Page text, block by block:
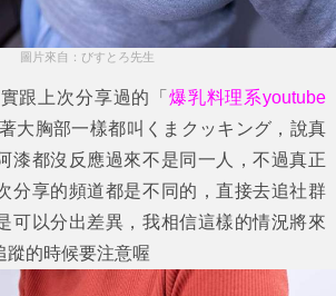
圖片來自：びすとろ先生
跟上次分享過的「 爆乳料理系youtube
大胸部一樣都叫くまクッキング，說真
漆都沒反應過來不是同一人，不過真正
分享的頻道都是不同的，直接去追社群
可以分出差異，我相信這樣的情況將來
蹤的時候要注意喔